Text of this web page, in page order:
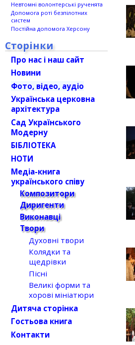
Невтомні волонтерські рученята
Допомога роті безпілотних
систем
Постійна допомога Херсону
Сторінки
Про нас і наш сайт
Новини
Фото, відео, аудіо
Українська церковна
архітектура
Сад Українського
Модерну
БІБЛІОТЕКА
НОТИ
Медіа-книга
українського співу
Композитори
Диригенти
Виконавці
Твори
Духовні твори
Колядки та
щедрівки
Пісні
Великі форми та
хорові мініатюри
Дитяча сторінка
Гостьова книга
Контакти